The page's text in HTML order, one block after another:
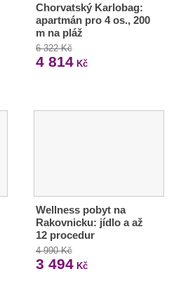
Chorvatský Karlobag:
apartmán pro 4 os., 200
m na pláž
6 322 Kč
4 814Kč
Wellness pobyt na
Rakovnicku: jídlo a až
12 procedur
4 990 Kč
3 494Kč